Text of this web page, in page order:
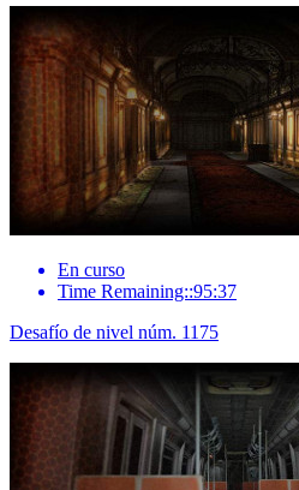
En curso
Time Remaining::95:37
Desafío de nivel núm. 1175